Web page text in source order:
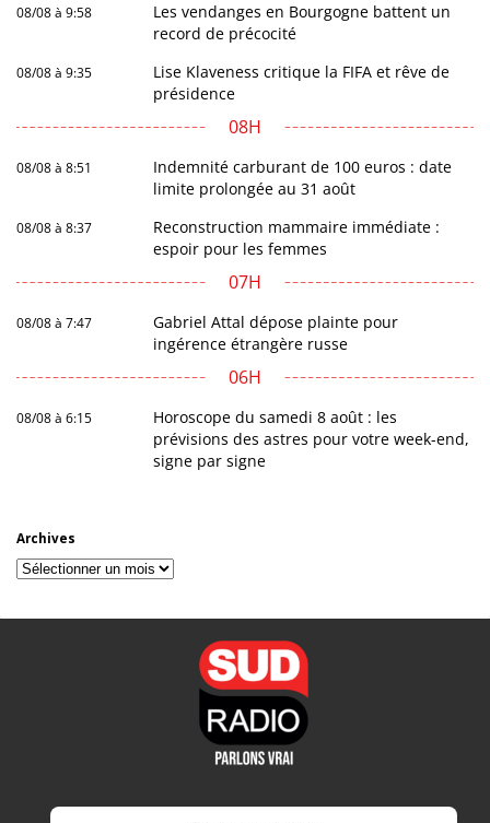
08/08 à 9:58
Les vendanges en Bourgogne battent un
record de précocité
08/08 à 9:35
Lise Klaveness critique la FIFA et rêve de
présidence
08H
08/08 à 8:51
Indemnité carburant de 100 euros : date
limite prolongée au 31 août
08/08 à 8:37
Reconstruction mammaire immédiate :
espoir pour les femmes
07H
08/08 à 7:47
Gabriel Attal dépose plainte pour
ingérence étrangère russe
06H
08/08 à 6:15
Horoscope du samedi 8 août : les
prévisions des astres pour votre week-end,
signe par signe
Archives
Archives